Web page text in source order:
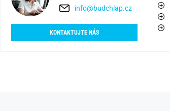
info@budchlap.cz
KONTAKTUJTE NÁS